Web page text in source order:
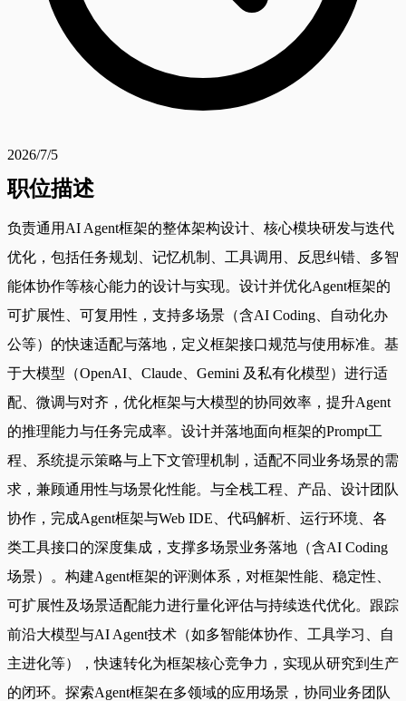
2026/7/5
职位描述
负责通用AI Agent框架的整体架构设计、核心模块研发与迭代
优化，包括任务规划、记忆机制、工具调用、反思纠错、多智
能体协作等核心能力的设计与实现。设计并优化Agent框架的
可扩展性、可复用性，支持多场景（含AI Coding、自动化办
公等）的快速适配与落地，定义框架接口规范与使用标准。基
于大模型（OpenAI、Claude、Gemini 及私有化模型）进行适
配、微调与对齐，优化框架与大模型的协同效率，提升Agent
的推理能力与任务完成率。设计并落地面向框架的Prompt工
程、系统提示策略与上下文管理机制，适配不同业务场景的需
求，兼顾通用性与场景化性能。与全栈工程、产品、设计团队
协作，完成Agent框架与Web IDE、代码解析、运行环境、各
类工具接口的深度集成，支撑多场景业务落地（含AI Coding
场景）。构建Agent框架的评测体系，对框架性能、稳定性、
可扩展性及场景适配能力进行量化评估与持续迭代优化。跟踪
前沿大模型与AI Agent技术（如多智能体协作、工具学习、自
主进化等），快速转化为框架核心竞争力，实现从研究到生产
的闭环。探索Agent框架在多领域的应用场景，协同业务团队